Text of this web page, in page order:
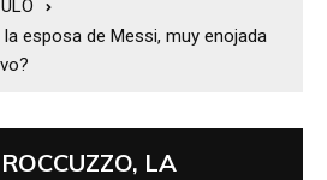
esposa de Messi, muy enojada
LA